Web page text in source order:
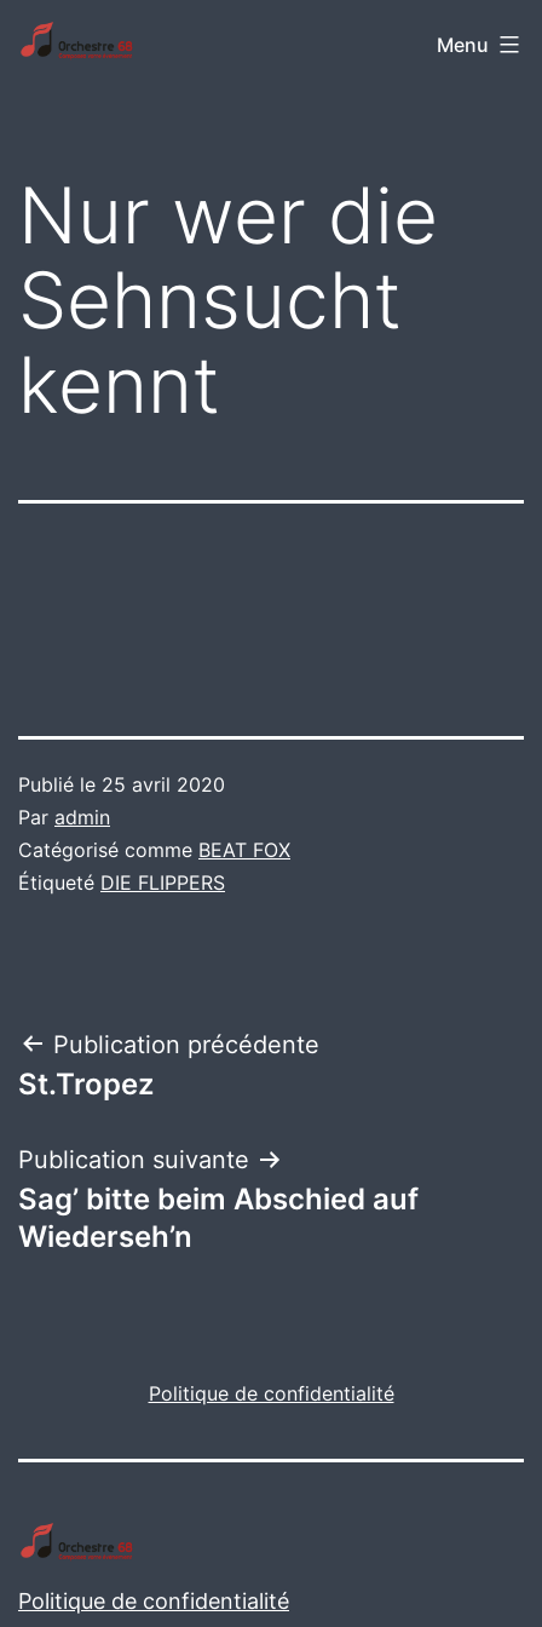
Aller
auOrchestre
Menu
Nur wer die
Sehnsucht
kennt
Publié le 25 avril 2020
Par admin
Catégorisé comme BEAT FOX
Étiqueté DIE FLIPPERS
Navigation
de
l’article
Publication précédente
St.Tropez
Publication suivante
Sag’ bitte beim Abschied auf
Wiederseh’n
Politique de confidentialité
Politique de confidentialité